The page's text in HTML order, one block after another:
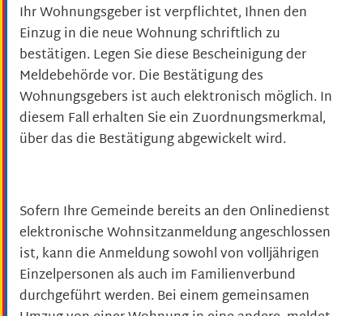
Ihr Wohnungsgeber ist verpflichtet, Ihnen den
Einzug in die neue Wohnung schriftlich zu
bestätigen. Legen Sie diese Bescheinigung der
Meldebehörde vor. Die Bestätigung des
Wohnungsgebers ist auch elektronisch möglich. In
diesem Fall erhalten Sie ein Zuordnungsmerkmal,
über das die Bestätigung abgewickelt wird.
Sofern Ihre Gemeinde bereits an den Onlinedienst
elektronische Wohnsitzanmeldung angeschlossen
ist, kann die Anmeldungsowohl von volljährigen
Einzelpersonen als auch im Familienverbund
durchgeführt werden. Bei einem gemeinsamen